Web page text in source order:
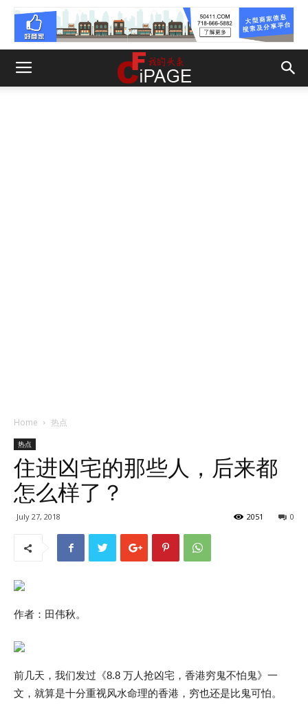
Home 热点
热点
住进凶宅的那些人，后来都
怎么样了？
July 27, 2018 0
2051
作者：田伟秋。
前几天，我们发过《8.8 万人抢凶宅，香港穷鬼不怕鬼》一
文，就算是十分重视风水命理的香港，穷也还是比鬼可怕。